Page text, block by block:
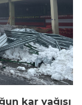
kar yağışı